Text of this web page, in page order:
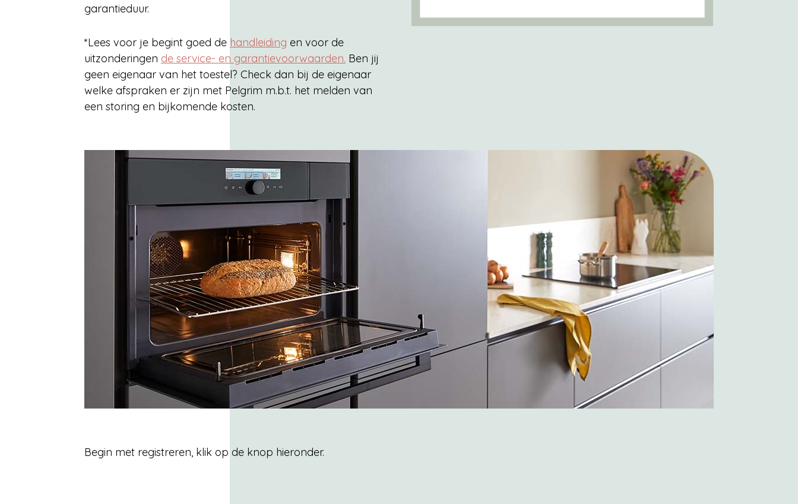
garantieduur.
*Lees voor je begint goed de handleiding en voor de
uitzonderingen de service- en garantievoorwaarden. Ben jij
geen eigenaar van het toestel? Check dan bij de eigenaar
welke afspraken er zijn met Pelgrim m.b.t. het melden van
een storing en bijkomende kosten.
Begin met registreren, klik op de knop hieronder.